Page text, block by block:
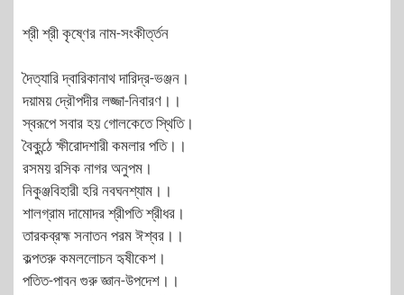
শ্রী শ্রী কৃষ্ণের নাম-সংকীর্ত্তন
দৈত্যারি দ্বারিকানাথ দারিদ্র-ভঞ্জন।
দয়াময় দ্রৌপদীর লজ্জা-নিবারণ।।
স্বরূপে সবার হয় গোলকেতে স্থিতি।
বৈকুন্ঠে ক্ষীরোদশারী কমলার পতি।।
রসময় রসিক নাগর অনুপম।
নিকুঞ্জবিহারী হরি নবঘনশ্যাম।।
শালগ্রাম দামোদর শ্রীপতি শ্রীধর।
তারকব্রহ্ম সনাতন পরম ঈশ্বর।।
কল্পতরু কমললোচন হৃষীকেশ।
পতিত-পাবন গুরু জ্ঞান-উপদেশ।।